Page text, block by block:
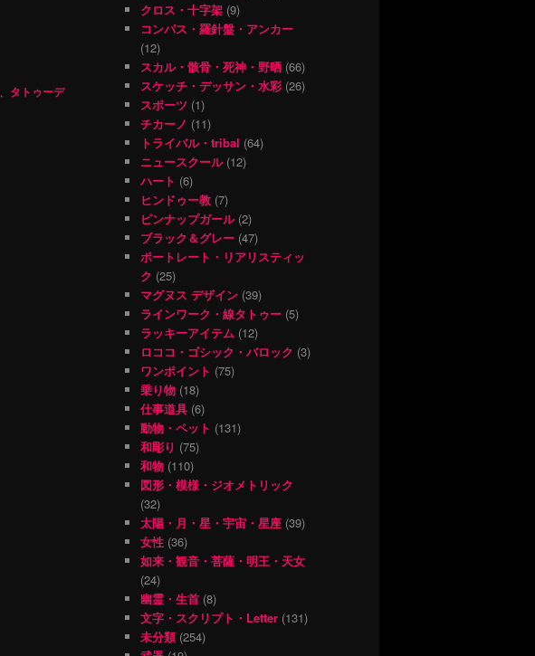
タトゥーデ
クロス・十字架 (9)
コンパス・羅針盤・アンカー
(12)
スカル・骸骨・死神・野晒 (66)
スケッチ・デッサン・水彩 (26)
スポーツ (1)
チカーノ (11)
トライバル・tribal (64)
ニュースクール(12)
ハート (6)
ヒンドゥー教 (7)
ピンナップガール(2)
ブラック＆グレー (47)
ポートレート・リアリスティッ
ク (25)
マグヌス デザイン (39)
ラインワーク・線タトゥー (5)
ラッキーアイテム (12)
ロココ・ゴシック・バロック (3)
ワンポイント (75)
乗り物 (18)
仕事道具 (6)
動物・ペット (131)
和彫り (75)
和物 (110)
図形・模様・ジオメトリック
(32)
太陽・月・星・宇宙・星座 (39)
女性 (36)
如来・観音・菩薩・明王・天女
(24)
幽霊・生首 (8)
文字・スクリプト・Letter (131)
未分類(254)